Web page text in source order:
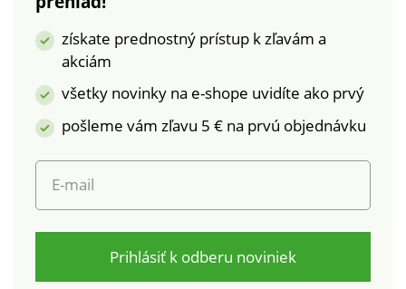
boli podrobené
laboratórnym testom
na široké spektrum
škodlivých látok a
výrobok je bezpečný
nad rámec platných
noriem. Možno prať v
práčke. Po každom
použití odporúčame
vypláchať v čistej vode.
Tieto plavky sú odolné
voči chlóru a vhodné do
získate prednostný prístup k zľavám a
akciám
všetky novinky na e-shope uvidíte ako prvý
pošleme vám zľavu 5 € na prvú objednávku
E-mail
Prihlásiť k odberu noviniek